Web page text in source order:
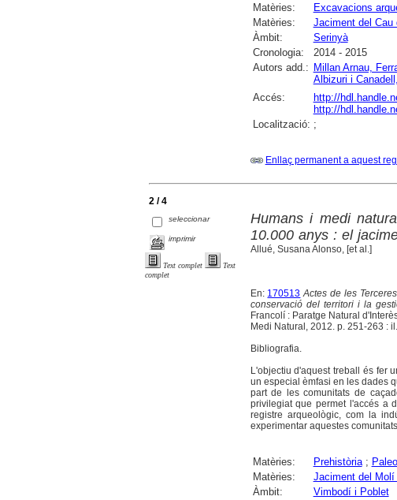
Matèries: Excavacions
Matèries:
Jaciment del Cau
Àmbit:
Serinyà
Cronologia:
2014 - 2015
Autors add.: Millan Arnau,
Albizuri i
Accés:
http://
http://
Localització: ;
Enllaç permanent a aquest
2 / 4
seleccionar
imprimir
Text complet
Text
complet
Humans i medi
10.000 anys : el
Allué, Susana Alonso, [et al.]
En: 170513 Actes de les
conservació del territori i la
Francolí : Paratge Natural
Medi Natural, 2012. p. 251-263 : il.
Bibliografia.
L'objectiu d'aquest treball és fer
un especial èmfasi en les dades
part de les comunitats de
privilegiat que permet l'accés a
registre arqueològic, com la
experimentar aquestes
Matèries: Prehistòria;
Matèries:
Jaciment del
Àmbit:
Vimbodí i Poblet